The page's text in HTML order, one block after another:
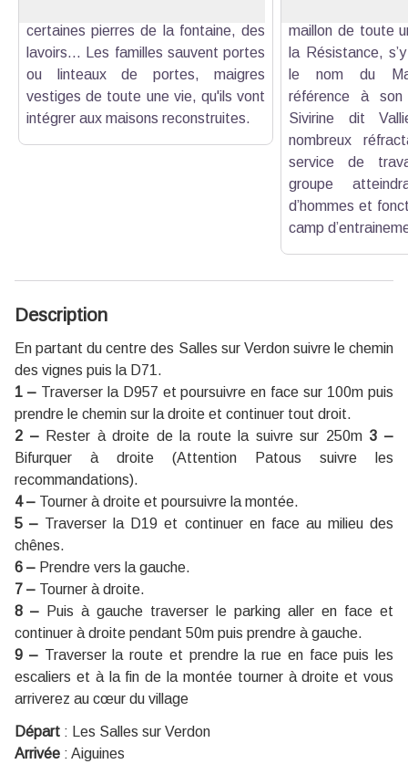
certaines pierres de la fontaine, des
lavoirs... Les familles sauvent portes
ou linteaux de portes, maigres
vestiges de toute une vie, qu'ils vont
intégrer aux maisons reconstruites.
maillon de toute
la Résistance,
le nom du
référence à son
Sivirine dit
nombreux
service de
groupe
d’hommes et
camp
Description
En partant du centre des Salles sur Verdon suivre le chemin
des vignes puis la D71.
1 –Traverser la D957 et poursuivre en face sur 100m puis
prendre le chemin sur la droite et continuer tout droit.
2 –Rester à droite de la route la suivre sur 250m 3 –
Bifurquer à droite (Attention Patous suivre les
recommandations).
4 – Tourner à droite et poursuivre la montée.
5 – Traverser la D19 et continuer en face au milieu des
chênes.
6 – Prendre vers la gauche.
7 – Tourner à droite.
8 – Puis à gauche traverser le parking aller en face et
continuer à droite pendant 50m puis prendre à gauche.
9 –Traverser la route et prendre la rue en face puis les
escaliers et à la fin de la montée tourner à droite et vous
arriverez au cœur du village
Départ :
Les Salles sur Verdon
Arrivée : Aiguines